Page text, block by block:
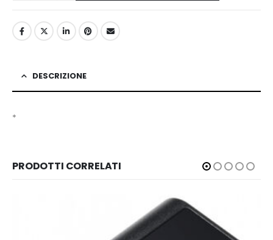
DESCRIZIONE
*
PRODOTTI CORRELATI